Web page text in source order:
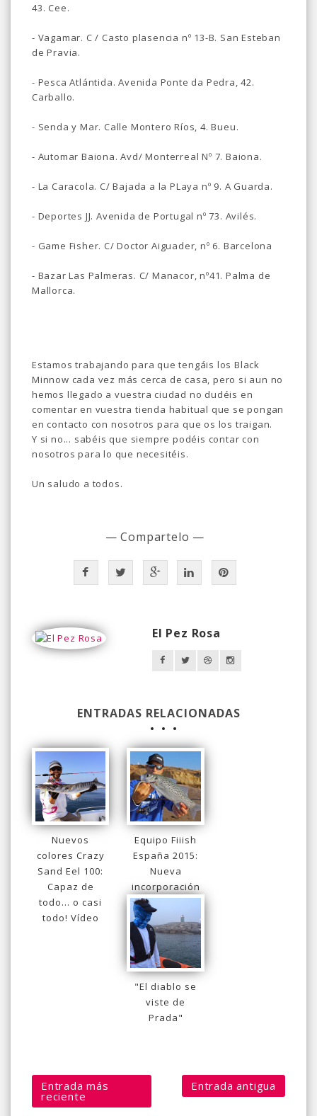
43. Cee.
- Vagamar. C / Casto plasencia nº 13-B. San Esteban
de Pravia.
- Pesca Atlántida. Avenida Ponte da Pedra, 42.
Carballo.
- Senda y Mar. Calle Montero Ríos, 4. Bueu.
- Automar Baiona. Avd/ Monterreal Nº 7. Baiona.
- La Caracola. C/ Bajada a la PLaya nº 9. A Guarda.
- Deportes JJ. Avenida de Portugal nº 73. Avilés.
- Game Fisher. C/Doctor Aiguader, nº 6. Barcelona
- Bazar Las Palmeras. C/ Manacor, nº41. Palma de
Mallorca.
Estamos trabajando para que tengáis los Black
Minnow cada vez más cerca de casa, pero si aun no
hemos llegado a vuestra ciudad no dudéis en
comentar en vuestra tienda habitual que se pongan
en contacto con nosotros para que os los traigan.
Y si no... sabéis que siempre podéis contar con
nosotros para lo que necesitéis.
Un saludo a todos.
— Compartelo —
El Pez Rosa
ENTRADAS RELACIONADAS
Nuevos
colores Crazy
Sand Eel 100:
Capaz de
todo... o casi
todo! Vídeo
Equipo Fiiish
España 2015:
Nueva
incorporación
"El diablo se
viste de
Prada"
Entrada más
reciente
Entrada antigua